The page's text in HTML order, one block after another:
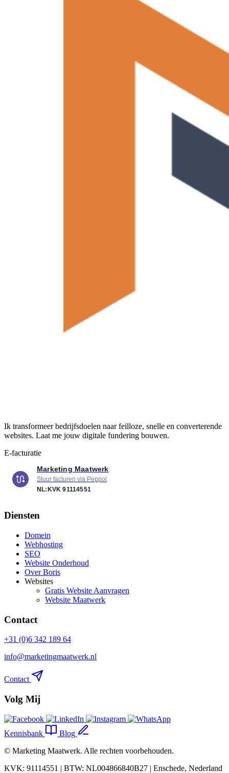
Ik transformeer bedrijfsdoelen naar feilloze, snelle en converterende
websites. Laat me jouw digitale fundering bouwen.
E-facturatie
Marketing Maatwerk
Stuur facturen via Peppol
NL:KVK 91114551
Diensten
Domein
Webhosting
SEO
Website Onderhoud
Over Boris
Websites
Gratis Website Aanvragen
Website Maatwerk
Contact
+31 (0)6 342 189 64
info@marketingmaatwerk.nl
Contact
Volg Mij
Kennisbank
Blog
© Marketing Maatwerk. Alle rechten voorbehouden.
KVK: 91114551 | BTW: NL004866840B27 | Enschede, Nederland